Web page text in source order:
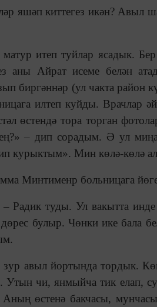
яшәп киттегез икән? Авыл
итеп туйлар ясадык.
аны Айрат исеме белән
биргәннәр (ул чакта
илтеп куйды. Врачлар
өстендә тора торган
– дип сорадым. Ә ул
курыктым». Мин көлә-көлә
Минтименр больницага
– Радик туды. Ул вакытта
булыр. Чөнки ике бала
авыл йортында тордык.
Утын чи, янмыйча тик елап,
өстенә бакчасы,